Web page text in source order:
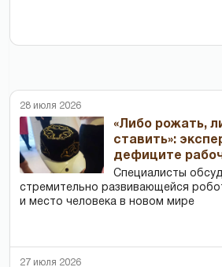
28 июля 2026
«Либо рожать,
ставить»:
дефиците
Специалисты
стремительно развивающейся
и место человека в новом мире
27 июля 2026